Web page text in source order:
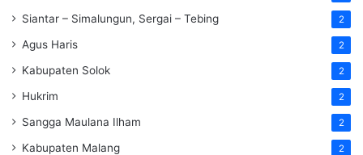
Siantar – Simalungun, Sergai – Tebing 2
Agus Haris 2
Kabupaten Solok 2
Hukrim 2
Sangga Maulana Ilham 2
Kabupaten Malang 2